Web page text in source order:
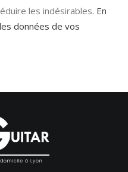
les indésirables. En
données de vos